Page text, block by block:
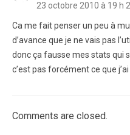
23 octobre 2010 à 19 h
Ca me fait penser un peu à
d’avance que je ne vais pas
donc ça fausse mes stats qui
c’est pas forcément ce que
Comments are closed.